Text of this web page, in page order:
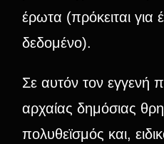
έρωτα (πρόκειται για
δεδομένο).
Σε αυτόν τον εγγενή
αρχαίας δημόσιας
πολυθεϊσμός και,